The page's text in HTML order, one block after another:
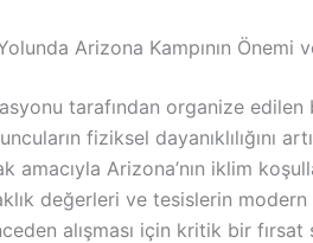
Arizona Kampının Önemi
tarafından organize
fiziksel dayanıklılığını
amacıyla Arizona’nın iklim
değerleri ve tesislerin modern
alışması için kritik bir